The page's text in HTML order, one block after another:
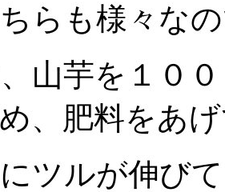
らも様々な
山芋を１０
、肥料をあ
ツルが伸び